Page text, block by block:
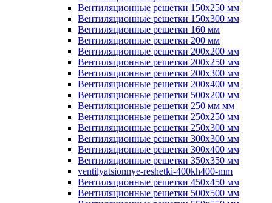
Вентиляционные решетки 150х250 мм
Вентиляционные решетки 150х300 мм
Вентиляционные решетки 160 мм
Вентиляционные решетки 200 мм
Вентиляционные решетки 200х200 мм
Вентиляционные решетки 200х250 мм
Вентиляционные решетки 200х300 мм
Вентиляционные решетки 200х400 мм
Вентиляционные решетки 500х200 мм
Вентиляционные решетки 250 мм мм
Вентиляционные решетки 250х250 мм
Вентиляционные решетки 250х300 мм
Вентиляционные решетки 300х300 мм
Вентиляционные решетки 300х400 мм
Вентиляционные решетки 350х350 мм
ventilyatsionnye-reshetki-400kh400-mm
Вентиляционные решетки 450х450 мм
Вентиляционные решетки 500х500 мм